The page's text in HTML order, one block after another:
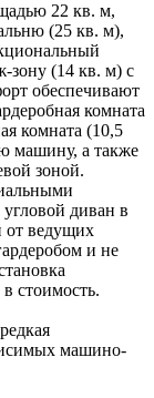
22 кв. м,
(25 кв. м),
зону (14 кв. м) с
обеспечивают
комната
комната (10,5
машину, а также
зоной.
диван в
от ведущих
и не
стоимость.
машино-